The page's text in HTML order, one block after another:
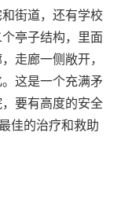
街道，还有学校
亭子结构，里面
走廊一侧敞开，
这是一个充满矛
要有高度的安全
佳的治疗和救助